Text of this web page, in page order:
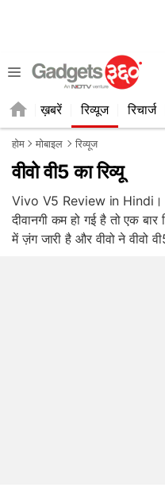
ख़बरें रिव्यूज रिचार्ज
होम मोबाइल रिव्यूज
वीवो वी5 का रिव्यू
Vivo V5 Review in Hindi।
दीवानगी कम हो गई है तो एक
में ज़ंग जारी है और वीवो ने वीवो